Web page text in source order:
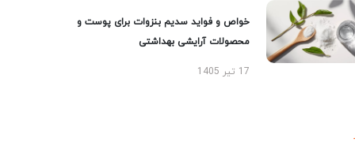
خواص و فواید سدیم بنزوات برای پوست و
محصولات آرایشی بهداشتی
17 تیر 1405